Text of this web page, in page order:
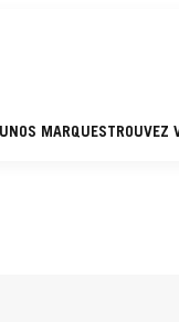
NOS MARQUES TROUVEZ